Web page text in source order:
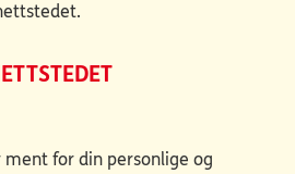
for din personlige og